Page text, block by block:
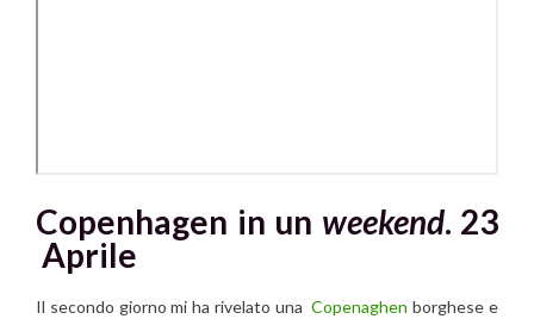
Copenhagen in un weekend. 23
Aprile
Il secondo giorno mi ha rivelato unaCopenaghen borghese e